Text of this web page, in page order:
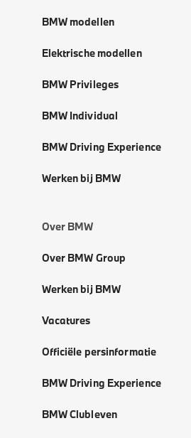
BMW modellen
Elektrische modellen
BMW Privileges
BMW Individual
BMW Driving Experience
Werken bij BMW
Over BMW
Over BMW Group
Werken bij BMW
Vacatures
Officiële persinformatie
BMW Driving Experience
BMW Clubleven